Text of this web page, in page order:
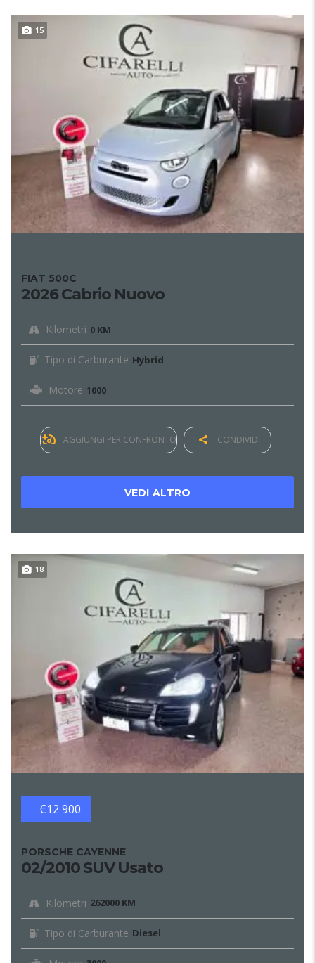
15
FIAT 500C
2026 Cabrio Nuovo
Kilometri 0 KM
Tipo di Carburante Hybrid
Motore 1000
AGGIUNGI PER CONFRONTO CONDIVIDI
VEDI ALTRO
18
€12 900
PORSCHE CAYENNE
02/2010 SUV Usato
Kilometri 262000 KM
Tipo di Carburante Diesel